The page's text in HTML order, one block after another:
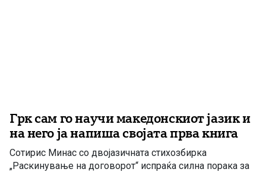
Грк сам го научи македонскиот јазик и
на него ја напиша својата прва книга
Сотирис Минас со двојазичната стихозбирка
„Раскинување на договорот“ испраќа силна порака за